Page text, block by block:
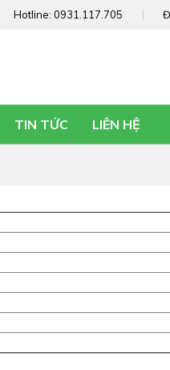
Hotline: 0931.117.705
TIN TỨC
LIÊN HỆ